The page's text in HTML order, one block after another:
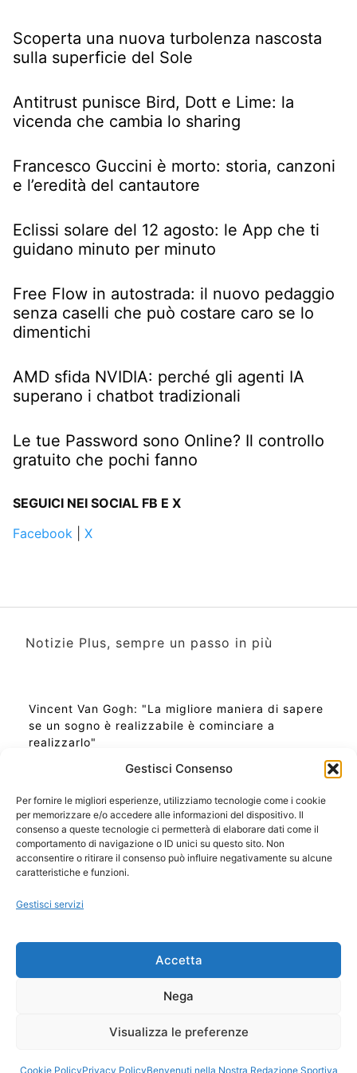
Gestisci Consenso
Per fornire le migliori esperienze, utilizziamo tecnologie come i cookie
per memorizzare e/o accedere alle informazioni del dispositivo. Il
consenso a queste tecnologie ci permetterà di elaborare dati come il
comportamento di navigazione o ID unici su questo sito. Non
acconsentire o ritirare il consenso può influire negativamente su alcune
caratteristiche e funzioni.
Gestisci servizi
Accetta
Nega
Visualizza le preferenze
Cookie PolicyPrivacy PolicyBenvenuti nella Nostra Redazione Sportiva
Scoperta una nuova turbolenza nascosta
sulla superficie del Sole
Antitrust punisce Bird, Dott e Lime: la
vicenda che cambia lo sharing
Francesco Guccini è morto: storia, canzoni
e l’eredità del cantautore
Eclissi solare del 12 agosto: le App che ti
guidano minuto per minuto
Free Flow in autostrada: il nuovo pedaggio
senza caselli che può costare caro se lo
dimentichi
AMD sfida NVIDIA: perché gli agenti IA
superano i chatbot tradizionali
Le tue Password sono Online? Il controllo
gratuito che pochi fanno
SEGUICI NEI SOCIAL FB E X
Facebook
X
Notizie Plus, sempre un passo in più
Vincent Van Gogh: "La migliore maniera di sapere
se un sogno è realizzabile è cominciare a
realizzarlo"
Ora Esatta in Italia in questo momento
Ti Senti Strano Ultimamente? Potrebbe Essere per
la Risonanza di Schumann
Come Sapere Se Stai Ascendendo alla Quinta
Copyright 2026 NotiziePlus.com
📰 Contenuto Umano Verificato
Privacy Coockie
Pubblicità